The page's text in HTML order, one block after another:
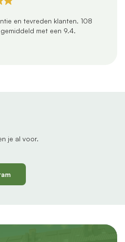
en tevreden klanten. 108
met een 9.4.
je al voor.